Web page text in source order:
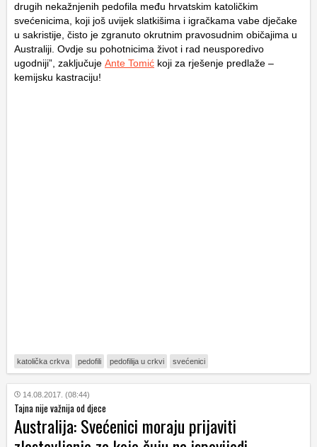
drugih nekažnjenih pedofila među hrvatskim katoličkim
svećenicima, koji još uvijek slatkišima i igračkama vabe dječake
u sakristije, čisto je zgranuto okrutnim pravosudnim običajima u
Australiji. Ovdje su pohotnicima život i rad neusporedivo
ugodniji”, zaključuje Ante Tomić koji za rješenje predlaže –
kemijsku kastraciju!
katolička crkva pedofili pedofilija u crkvi svećenici
14.08.2017. (08:44)
Tajna nije važnija od djece
Australija: Svećenici moraju prijaviti